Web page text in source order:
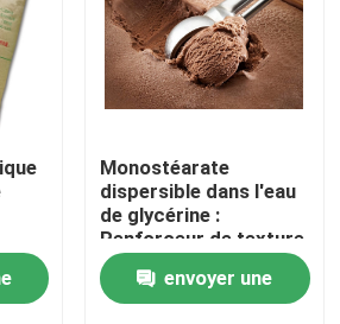
Monostéarate
dispersible dans l'eau
de glycérine :
Renforceur de texture
de crème glacée pour
les festins surgelés
crémeux et doux
envoyer une